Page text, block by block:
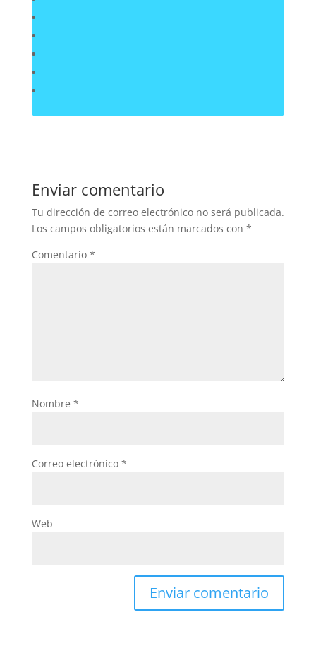
Enviar comentario
Tu dirección de correo electrónico no será publicada.
Los campos obligatorios están marcados con *
Comentario *
Nombre *
Correo electrónico *
Web